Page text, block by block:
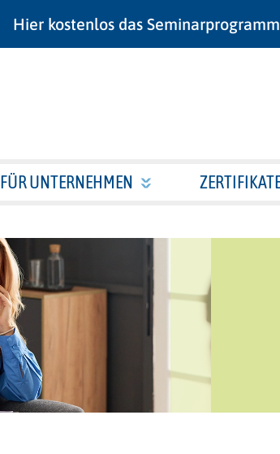
Hier kostenlos das
FÜR UNTERNEHMEN